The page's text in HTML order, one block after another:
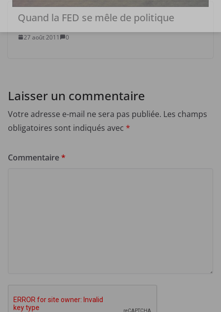
Quand la FED se mêle de politique
27 août 2011 0
Laisser un commentaire
Votre adresse e-mail ne sera pas publiée. Les champs
obligatoires sont indiqués avec *
Commentaire*